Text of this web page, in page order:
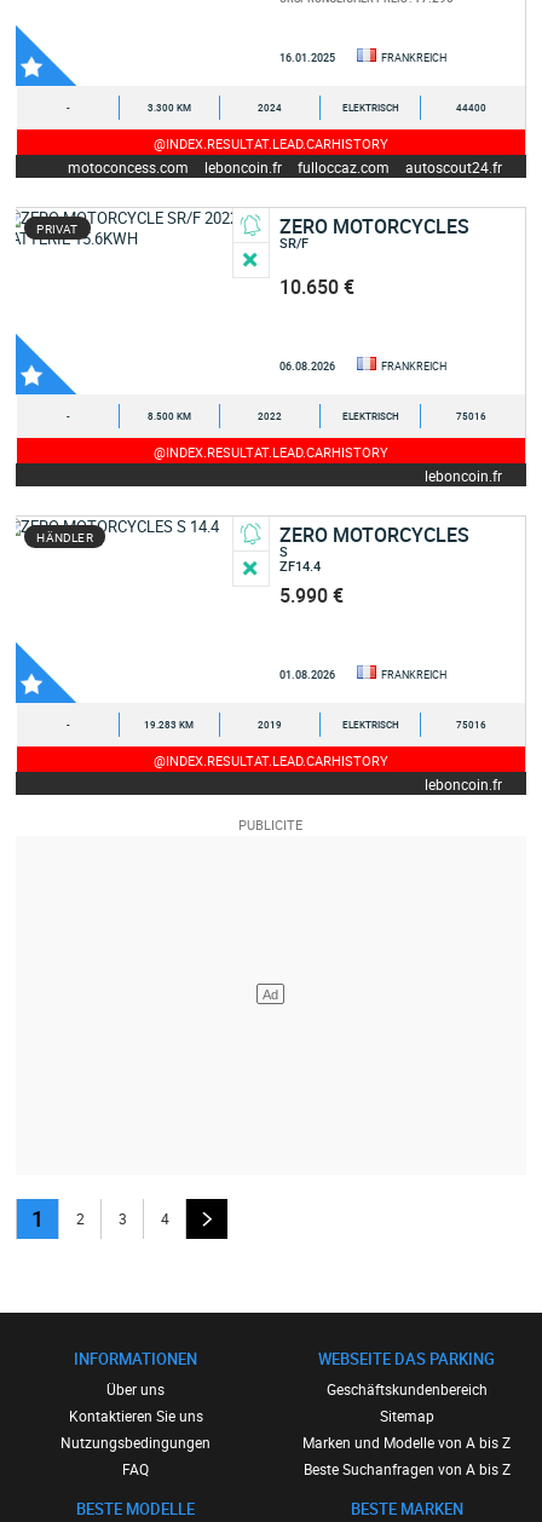
16.01.2025 FRANKREICH
- 3.300 KM 2024 ELEKTRISCH 44400
@INDEX.RESULTAT.LEAD.CARHISTORY
motoconcess.com leboncoin.fr fulloccaz.com autoscout24.fr
PRIVAT ZERO MOTORCYCLES
SR/F
10.650 €
06.08.2026 FRANKREICH
- 8.500 KM 2022 ELEKTRISCH 75016
@INDEX.RESULTAT.LEAD.CARHISTORY
leboncoin.fr
HÄNDLER ZERO MOTORCYCLES
S
ZF14.4
5.990 €
01.08.2026 FRANKREICH
- 19.283 KM 2019 ELEKTRISCH 75016
@INDEX.RESULTAT.LEAD.CARHISTORY
leboncoin.fr
1 2 3 4
INFORMATIONEN
Über uns
Kontaktieren Sie uns
Nutzungsbedingungen
FAQ
BESTE MODELLE
WEBSEITE DAS PARKING
Geschäftskundenbereich
Sitemap
Marken und Modelle von A bis Z
Beste Suchanfragen von A bis Z
BESTE MARKEN